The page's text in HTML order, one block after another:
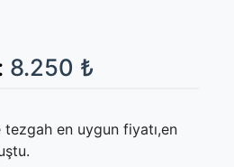
8.250 ₺
en uygun fiyatı,en